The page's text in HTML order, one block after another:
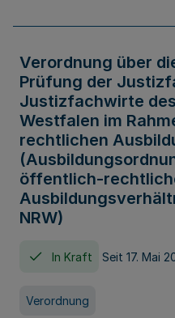
Verordnung über
Prüfung der
Justizfachwirte
Westfalen im
rechtlichen
öffentlich-
NRW)
In Kraft Seit 17. Mai
Verordnung